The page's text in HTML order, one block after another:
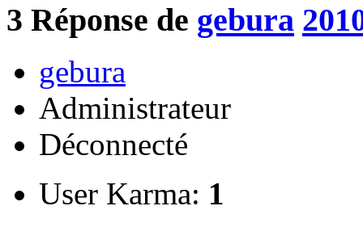
3 Réponse de gebura
gebura
Administrateur
Déconnecté
User Karma: 1